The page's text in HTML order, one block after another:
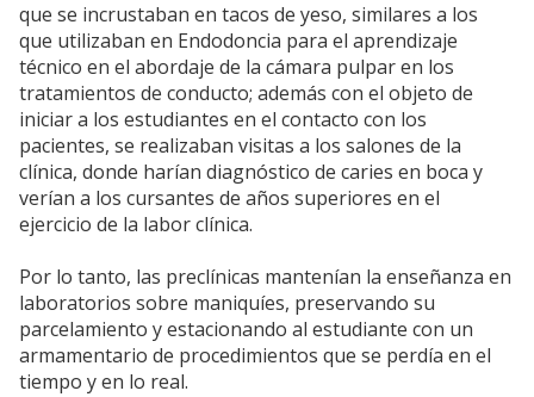
que se incrustaban en tacos de yeso, similares a los
que utilizaban en Endodoncia para el aprendizaje
técnico en el abordaje de la cámara pulpar en los
tratamientos de conducto; además con el objeto de
iniciar a los estudiantes en el contacto con los
pacientes, se realizaban visitas a los salones de la
clínica, donde harían diagnóstico de caries en boca y
verían a los cursantes de años superiores en el
ejercicio de la labor clínica.
Por lo tanto, las preclínicas mantenían la enseñanza en
laboratorios sobre maniquíes, preservando su
parcelamiento y estacionando al estudiante con un
armamentario de procedimientos que se perdía en el
tiempo y en lo real.